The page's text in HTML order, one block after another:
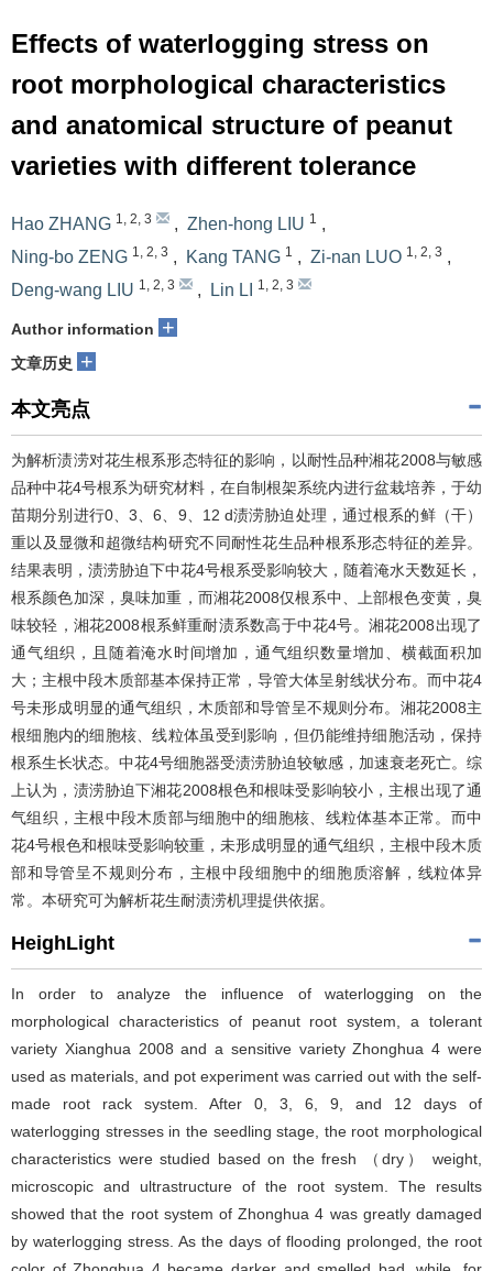
Effects of waterlogging stress on
root morphological characteristics
and anatomical structure of peanut
varieties with different tolerance
Hao ZHANG 1 2 3 , Zhen-hong LIU 1 ,
Ning-bo ZENG 1 2 3 , Kang TANG 1 , Zi-nan LUO 1 2 3 ,
Deng-wang LIU 1 2 3 , Lin LI 1 2 3
Author information +
文章历史 +
本文亮点
为解析渍涝对花生根系形态特征的影响，以耐性品种湘花2008与敏感
品种中花4号根系为研究材料，在自制根架系统内进行盆栽培养，于幼
苗期分别进行0、3、6、9、12 d渍涝胁迫处理，通过根系的鲜（干）
重以及显微和超微结构研究不同耐性花生品种根系形态特征的差异。
结果表明，渍涝胁迫下中花4号根系受影响较大，随着淹水天数延长，
根系颜色加深，臭味加重，而湘花2008仅根系中、上部根色变黄，臭
味较轻，湘花2008根系鲜重耐渍系数高于中花4号。湘花2008出现了
通气组织，且随着淹水时间增加，通气组织数量增加、横截面积加
大；主根中段木质部基本保持正常，导管大体呈射线状分布。而中花4
号未形成明显的通气组织，木质部和导管呈不规则分布。湘花2008主
根细胞内的细胞核、线粒体虽受到影响，但仍能维持细胞活动，保持
根系生长状态。中花4号细胞器受渍涝胁迫较敏感，加速衰老死亡。综
上认为，渍涝胁迫下湘花2008根色和根味受影响较小，主根出现了通
气组织，主根中段木质部与细胞中的细胞核、线粒体基本正常。而中
花4号根色和根味受影响较重，未形成明显的通气组织，主根中段木质
部和导管呈不规则分布，主根中段细胞中的细胞质溶解，线粒体异
常。本研究可为解析花生耐渍涝机理提供依据。
HeighLight
In order to analyze the influence of waterlogging on the
morphological characteristics of peanut root system, a tolerant
variety Xianghua 2008 and a sensitive variety Zhonghua 4 were
used as materials, and pot experiment was carried out with the self-
made root rack system. After 0, 3, 6, 9, and 12 days of
waterlogging stresses in the seedling stage, the root morphological
characteristics were studied based on the fresh （dry） weight,
microscopic and ultrastructure of the root system. The results
showed that the root system of Zhonghua 4 was greatly damaged
by waterlogging stress. As the days of flooding prolonged, the root